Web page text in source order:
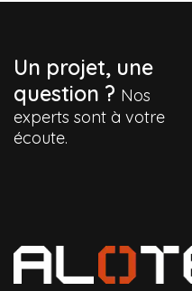
Un projet, une
question ? Nos
experts sont à votre
écoute.